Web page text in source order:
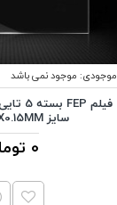
موجودی: موجود نمی باشد
سایز 286X198X0.15MM
0 تومان